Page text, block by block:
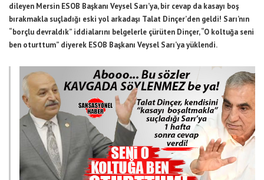
dileyen Mersin ESOB Başkanı Veysel Sarı’ya, bir cevap da kasayı boş
bırakmakla suçladığı eski yol arkadaşı Talat Dinçer’den geldi! Sarı’nın
“borçlu devraldık” iddialarını belgelerle çürüten Dinçer, “O koltuğa seni
ben oturttum” diyerek ESOB Başkanı Veysel Sarı’ya yüklendi.